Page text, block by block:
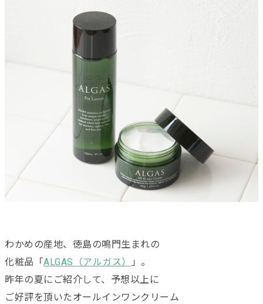
わかめの産地、徳島の鳴門生まれの
化粧品「 ALGAS（アルガス）
」。
昨年の夏にご紹介して、予想以上に
ご好評を頂いたオールインワンクリーム